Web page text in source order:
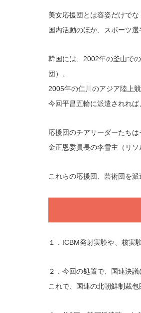
美女応援団とは容姿だけで
国内活動のほか、スポーツ選
韓国には、2002年の釜山で
団）、
2005年の仁川のアジア陸上
今回平昌五輪に派遣されれば
応援団のチアリーダーたち
金正恩委員長の李雪主（リ
これらの応援団、芸術団を
１．ICBM発射実験や、核実
２．今回の処置で、国連決
これで、国連の北朝鮮制裁